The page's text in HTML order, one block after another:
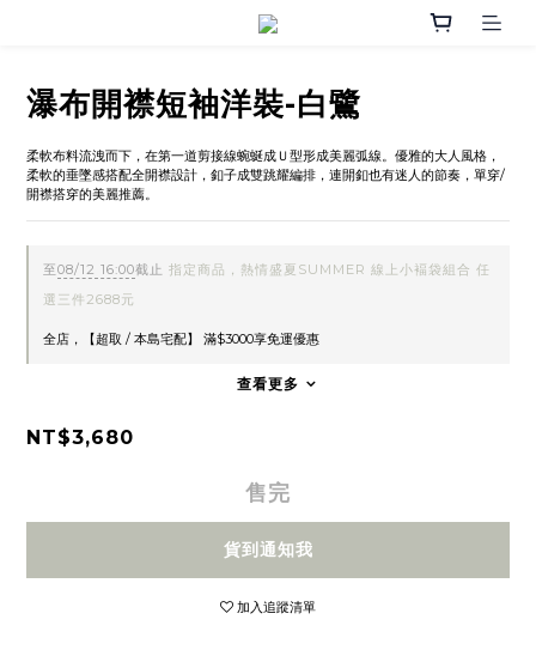
瀑布開襟短袖洋裝-白鷺
柔軟布料流洩而下，在第一道剪接線蜿蜒成Ｕ型形成美麗弧線。優雅的大人風格，
柔軟的垂墜感搭配全開襟設計，釦子成雙跳耀編排，連開釦也有迷人的節奏，單穿/
開襟搭穿的美麗推薦。
至08/12 16:00截止 指定商品，熱情盛夏SUMMER 線上小褔袋組合 任
選三件2688元
全店，【超取 / 本島宅配】 滿$3000享免運優惠
查看更多
NT$3,680
售完
貨到通知我
加入追蹤清單